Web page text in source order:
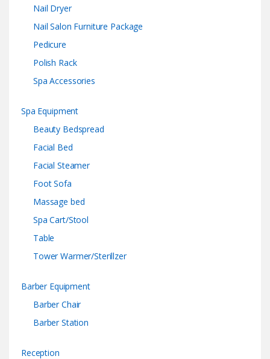
Nail Dryer
Nail Salon Furniture Package
Pedicure
Polish Rack
Spa Accessories
Spa Equipment
Beauty Bedspread
Facial Bed
Facial Steamer
Foot Sofa
Massage bed
Spa Cart/Stool
Table
Tower Warmer/Sterillzer
Barber Equipment
Barber Chair
Barber Station
Reception